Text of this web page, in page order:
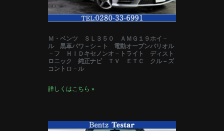
Ｍ・ベンツ ＳＬ３５０ ＡＭＧ１９ホイ－
ル 黒革パワ－シ－ト 電動オープンバリオル
－フ ＨＩＤキセノンオ－トライト ディスト
ロニック 純正ナビ ＴＶ ＥＴＣ クル－ズ
コントロ－ル
詳しくはこちら »